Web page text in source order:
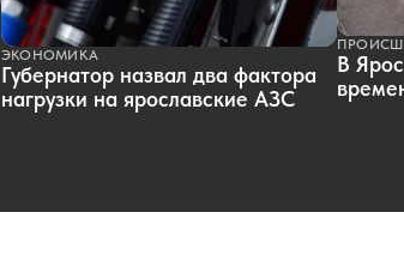
ЭКОНОМИКА
Губернатор назвал два фактора
нагрузки на ярославские АЗС
В